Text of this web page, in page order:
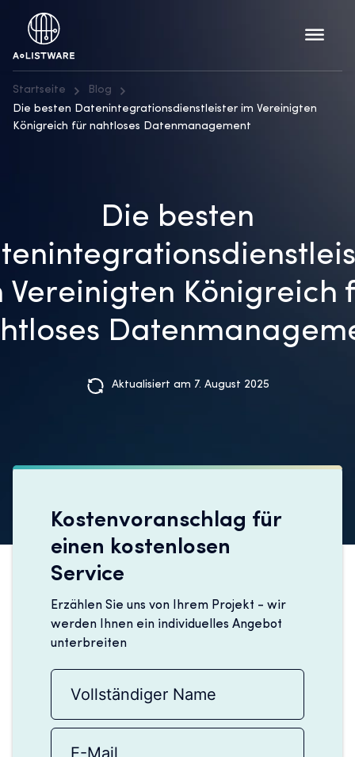
Startseite
Blog
Die besten Datenintegrationsdienstleister im Vereinigten
Königreich für nahtloses Datenmanagement
Die besten
Vereinigten Königreich
Aktualisiert am 7. August 2025
Kostenvoranschlag für
einen kostenlosen
Service
Erzählen Sie uns von Ihrem Projekt - wir
werden Ihnen ein individuelles Angebot
unterbreiten